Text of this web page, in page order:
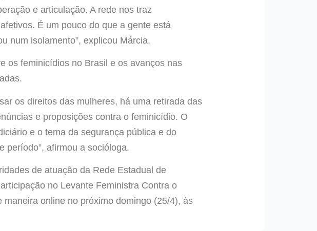
e articulação. A rede nos traz
É um pouco do que a gente está
num isolamento”, explicou Márcia.
os feminicídios no Brasil e os avanços nas
os direitos das mulheres, há uma retirada das
e proposições contra o feminicídio. O
e o tema da segurança pública e do
período”, afirmou a socióloga.
de atuação da Rede Estadual de
no Levante Feministra Contra o
online no próximo domingo (25/4), às